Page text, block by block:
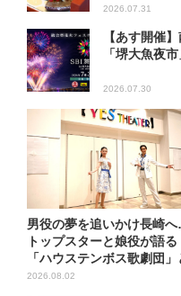
2026.07.31
【あす開催
「堺大魚夜
2026.07.30
男役の夢を追いかけ長崎
トップスターと娘役が語る
「ハウステンボス歌劇団」
は？...
2026.08.02